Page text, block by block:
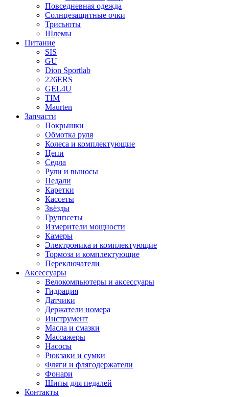
Повседневная одежда
Солнцезащитные очки
Трисьюты
Шлемы
Питание
SIS
GU
Dion Sportlab
226ERS
GEL4U
TIM
Maurten
Запчасти
Покрышки
Обмотка руля
Колеса и комплектующие
Цепи
Седла
Рули и выносы
Педали
Каретки
Кассеты
Звёзды
Группсеты
Измерители мощности
Камеры
Электроника и комплектующие
Тормоза и комплектующие
Переключатели
Аксессуары
Велокомпьютеры и аксессуары
Гидрация
Датчики
Держатели номера
Инструмент
Масла и смазки
Массажеры
Насосы
Рюкзаки и сумки
Фляги и флягодержатели
Фонари
Шипы для педалей
Контакты